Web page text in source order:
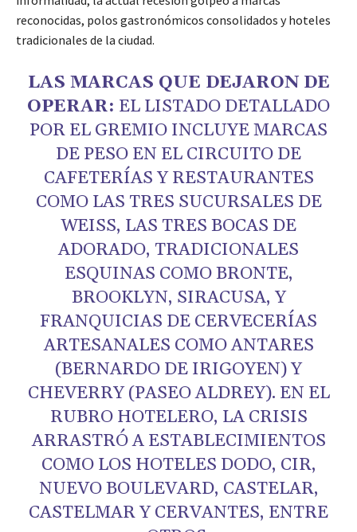
reconocidas, polos gastronómicos consolidados y hoteles
tradicionales de la ciudad.
LAS MARCAS QUE DEJARON DE
OPERAR: EL LISTADO DETALLADO
POR EL GREMIO INCLUYE MARCAS
DE PESO EN EL CIRCUITO DE
CAFETERÍAS Y RESTAURANTES
COMO LAS TRES SUCURSALES DE
WEISS, LAS TRES BOCAS DE
ADORADO, TRADICIONALES
ESQUINAS COMO BRONTE,
BROOKLYN, SIRACUSA, Y
FRANQUICIAS DE CERVECERÍAS
ARTESANALES COMO ANTARES
(BERNARDO DE IRIGOYEN) Y
CHEVERRY (PASEO ALDREY). EN EL
RUBRO HOTELERO, LA CRISIS
ARRASTRÓ A ESTABLECIMIENTOS
COMO LOS HOTELES DODO, CIR,
NUEVO BOULEVARD, CASTELAR,
CASTELMAR Y CERVANTES, ENTRE